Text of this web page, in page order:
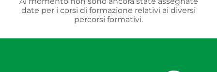
date per i corsi di formazione relativi ai diversi
percorsi formativi.